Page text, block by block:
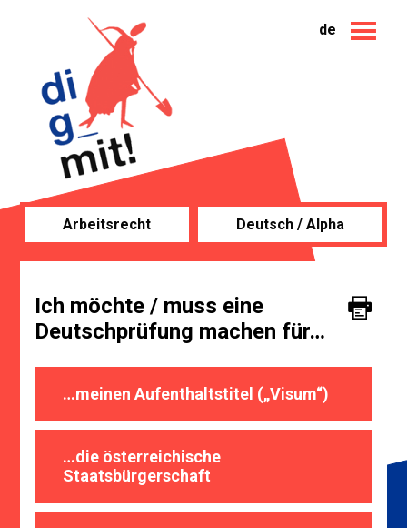
de
Arbeitsrecht Deutsch / Alpha
Ich möchte / muss eine
Deutschprüfung machen für…
…meinen Aufenthaltstitel („Visum“)
…die österreichische
Staatsbürgerschaft